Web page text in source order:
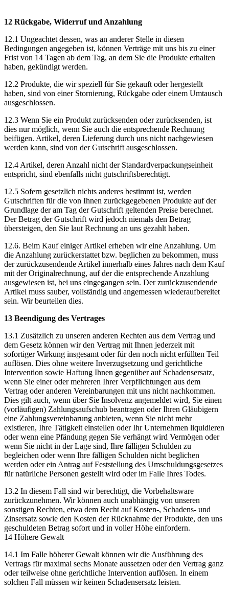
12 Rückgabe, Widerruf und Anzahlung
12.1 Ungeachtet dessen, was an anderer Stelle in diesen
Bedingungen angegeben ist, können Verträge mit uns bis zu einer
Frist von 14 Tagen ab dem Tag, an dem Sie die Produkte erhalten
haben, gekündigt werden.
12.2 Produkte, die wir speziell für Sie gekauft oder hergestellt
haben, sind von einer Stornierung, Rückgabe oder einem Umtausch
ausgeschlossen.
12.3 Wenn Sie ein Produkt zurücksenden oder zurücksenden, ist
dies nur möglich, wenn Sie auch die entsprechende Rechnung
beifügen. Artikel, deren Lieferung durch uns nicht nachgewiesen
werden kann, sind von der Gutschrift ausgeschlossen.
12.4 Artikel, deren Anzahl nicht der Standardverpackungseinheit
entspricht, sind ebenfalls nicht gutschriftsberechtigt.
12.5 Sofern gesetzlich nichts anderes bestimmt ist, werden
Gutschriften für die von Ihnen zurückgegebenen Produkte auf der
Grundlage der am Tag der Gutschrift geltenden Preise berechnet.
Der Betrag der Gutschrift wird jedoch niemals den Betrag
übersteigen, den Sie laut Rechnung an uns gezahlt haben.
12.6. Beim Kauf einiger Artikel erheben wir eine Anzahlung. Um
die Anzahlung zurückerstattet bzw. beglichen zu bekommen, muss
der zurückzusendende Artikel innerhalb eines Jahres nach dem Kauf
mit der Originalrechnung, auf der die entsprechende Anzahlung
ausgewiesen ist, bei uns eingegangen sein. Der zurückzusendende
Artikel muss sauber, vollständig und angemessen wiederaufbereitet
sein. Wir beurteilen dies.
13 Beendigung des Vertrages
13.1 Zusätzlich zu unseren anderen Rechten aus dem Vertrag und
dem Gesetz können wir den Vertrag mit Ihnen jederzeit mit
sofortiger Wirkung insgesamt oder für den noch nicht erfüllten Teil
auflösen. Dies ohne weitere Inverzugsetzung und gerichtliche
Intervention sowie Haftung Ihnen gegenüber auf Schadensersatz,
wenn Sie einer oder mehreren Ihrer Verpflichtungen aus dem
Vertrag oder anderen Vereinbarungen mit uns nicht nachkommen.
Dies gilt auch, wenn über Sie Insolvenz angemeldet wird, Sie einen
(vorläufigen) Zahlungsaufschub beantragen oder Ihren Gläubigern
eine Zahlungsvereinbarung anbieten, wenn Sie nicht mehr
existieren, Ihre Tätigkeit einstellen oder Ihr Unternehmen liquidieren
oder wenn eine Pfändung gegen Sie verhängt wird Vermögen oder
wenn Sie nicht in der Lage sind, Ihre fälligen Schulden zu
begleichen oder wenn Ihre fälligen Schulden nicht beglichen
werden oder ein Antrag auf Feststellung des Umschuldungsgesetzes
für natürliche Personen gestellt wird oder im Falle Ihres Todes.
13.2 In diesem Fall sind wir berechtigt, die Vorbehaltsware
zurückzunehmen. Wir können auch unabhängig von unseren
sonstigen Rechten, etwa dem Recht auf Kosten-, Schadens- und
Zinsersatz sowie den Kosten der Rücknahme der Produkte, den uns
geschuldeten Betrag sofort und in voller Höhe einfordern.
14 Höhere Gewalt
14.1 Im Falle höherer Gewalt können wir die Ausführung des
Vertrags für maximal sechs Monate aussetzen oder den Vertrag ganz
oder teilweise ohne gerichtliche Intervention auflösen. In einem
solchen Fall müssen wir keinen Schadensersatz leisten.